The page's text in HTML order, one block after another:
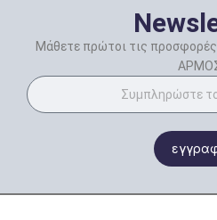
Μάθετε πρώτοι τις